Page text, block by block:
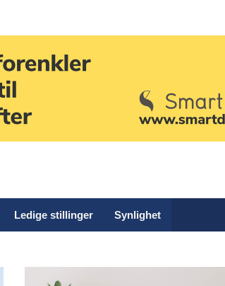
Ledige stillinger Synlighet